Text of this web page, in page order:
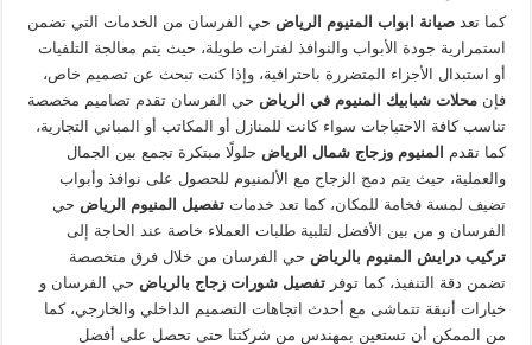
كما تعدصيانة ابواب المنيوم الرياض حي الفرسان من الخدمات التي تضمن
استمرارية جودة الأبواب والنوافذ لفترات طويلة، حيث يتم معالجة التلفيات
أو استبدال الأجزاء المتضررة باحترافية، وإذا كنت تبحث عن تصميم خاص،
فإنمحلات شبابيك المنيوم في الرياض حي الفرسان تقدم تصاميم مخصصة
تناسب كافة الاحتياجات سواء كانت للمنازل أو المكاتب أو المباني التجارية،
كما تقدم المنيوم وزجاج شمال الرياض حلولًا مبتكرة تجمع بين الجمال
والعملية، حيث يتم دمج الزجاج مع الألمنيوم للحصول على نوافذ وأبواب
تضيف لمسة فخامة للمكان، كما تعد خدماتتفصيل المنيوم الرياض حي
الفرسان و من بين الأفضل لتلبية طلبات العملاء خاصة عند الحاجة إلى
تركيب درايش المنيوم بالرياض حي الفرسان من خلال فرق متخصصة
تضمن دقة التنفيذ، كما توفرتفصيل شورات زجاج بالرياض حي الفرسان و
خيارات أنيقة تتماشى مع أحدث اتجاهات التصميم الداخلي والخارجي، كما
من الممكن أن تستعين بمهندس من شركتنا حتى تحصل على أفضل